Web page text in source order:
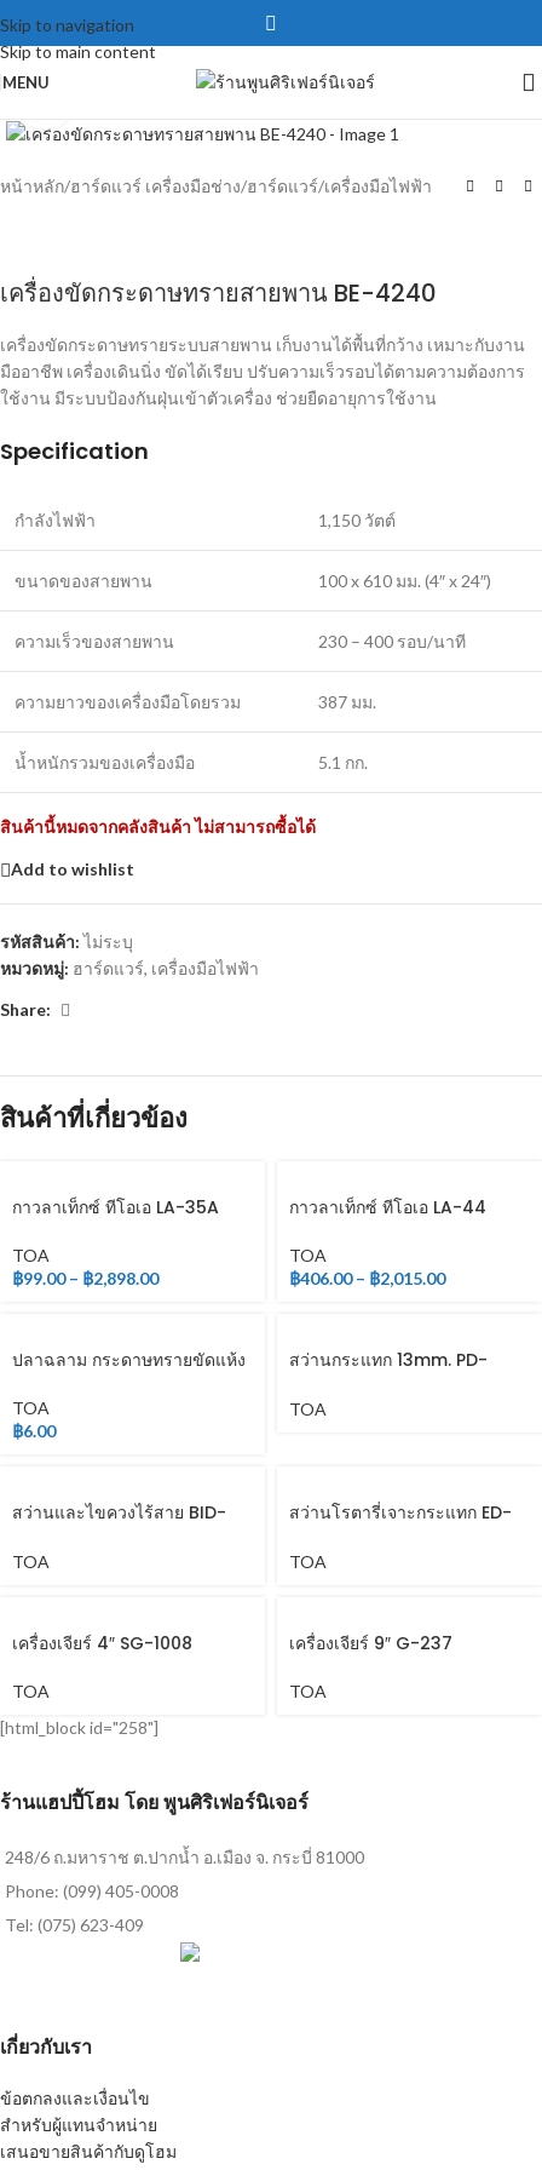
Skip to navigation
Skip to main content
MENU
หน้าหลัก/ฮาร์ดแวร์ เครื่องมือช่าง/ฮาร์ดแวร์/เครื่องมือไฟฟ้า
เครื่องขัดกระดาษทรายสายพาน BE-4240
เครื่องขัดกระดาษทรายระบบสายพาน เก็บงานได้พื้นที่กว้าง เหมาะกับงาน
มืออาชีพ เครื่องเดินนิ่ง ขัดได้เรียบ ปรับความเร็วรอบได้ตามความต้องการ
ใช้งาน มีระบบป้องกันฝุ่นเข้าตัวเครื่อง ช่วยยืดอายุการใช้งาน
Specification
กำลังไฟฟ้า 1,150 วัตต์
ขนาดของสายพาน 100 x 610 มม. (4″ x 24″)
ความเร็วของสายพาน 230 – 400 รอบ/นาที
ความยาวของเครื่องมือโดยรวม 387 มม.
น้ำหนักรวมของเครื่องมือ 5.1 กก.
สินค้านี้หมดจากคลังสินค้า ไม่สามารถซื้อได้
Add to wishlist
รหัสสินค้า:ไม่ระบุ
หมวดหมู่: ฮาร์ดแวร์, เครื่องมือไฟฟ้า
Share:
สินค้าที่เกี่ยวข้อง
กาวลาเท็กซ์ ทีโอเอ LA-35A
TOA
฿99.00 – ฿2,898.00
กาวลาเท็กซ์ ทีโอเอ LA-44
TOA
฿406.00 – ฿2,015.00
ปลาฉลาม กระดาษทรายขัดแห้ง
TOA
฿6.00
สว่านกระแทก 13mm. PD-
TOA
สว่านและไขควงไร้สาย BID-
TOA
สว่านโรตารี่เจาะกระแทก ED-
TOA
เครื่องเจียร์ 4″ SG-1008
TOA
เครื่องเจียร์ 9″ G-237
TOA
[html_block id="258"]
ร้านแฮปปี้โฮม โดย พูนศิริเฟอร์นิเจอร์
248/6 ถ.มหาราช ต.ปากน้ำ อ.เมือง จ. กระบี่ 81000
Phone: (099) 405-0008
Tel: (075) 623-409
เกี่ยวกับเรา
ข้อตกลงและเงื่อนไข
สำหรับผู้แทนจำหน่าย
เสนอขายสินค้ากับดูโฮม